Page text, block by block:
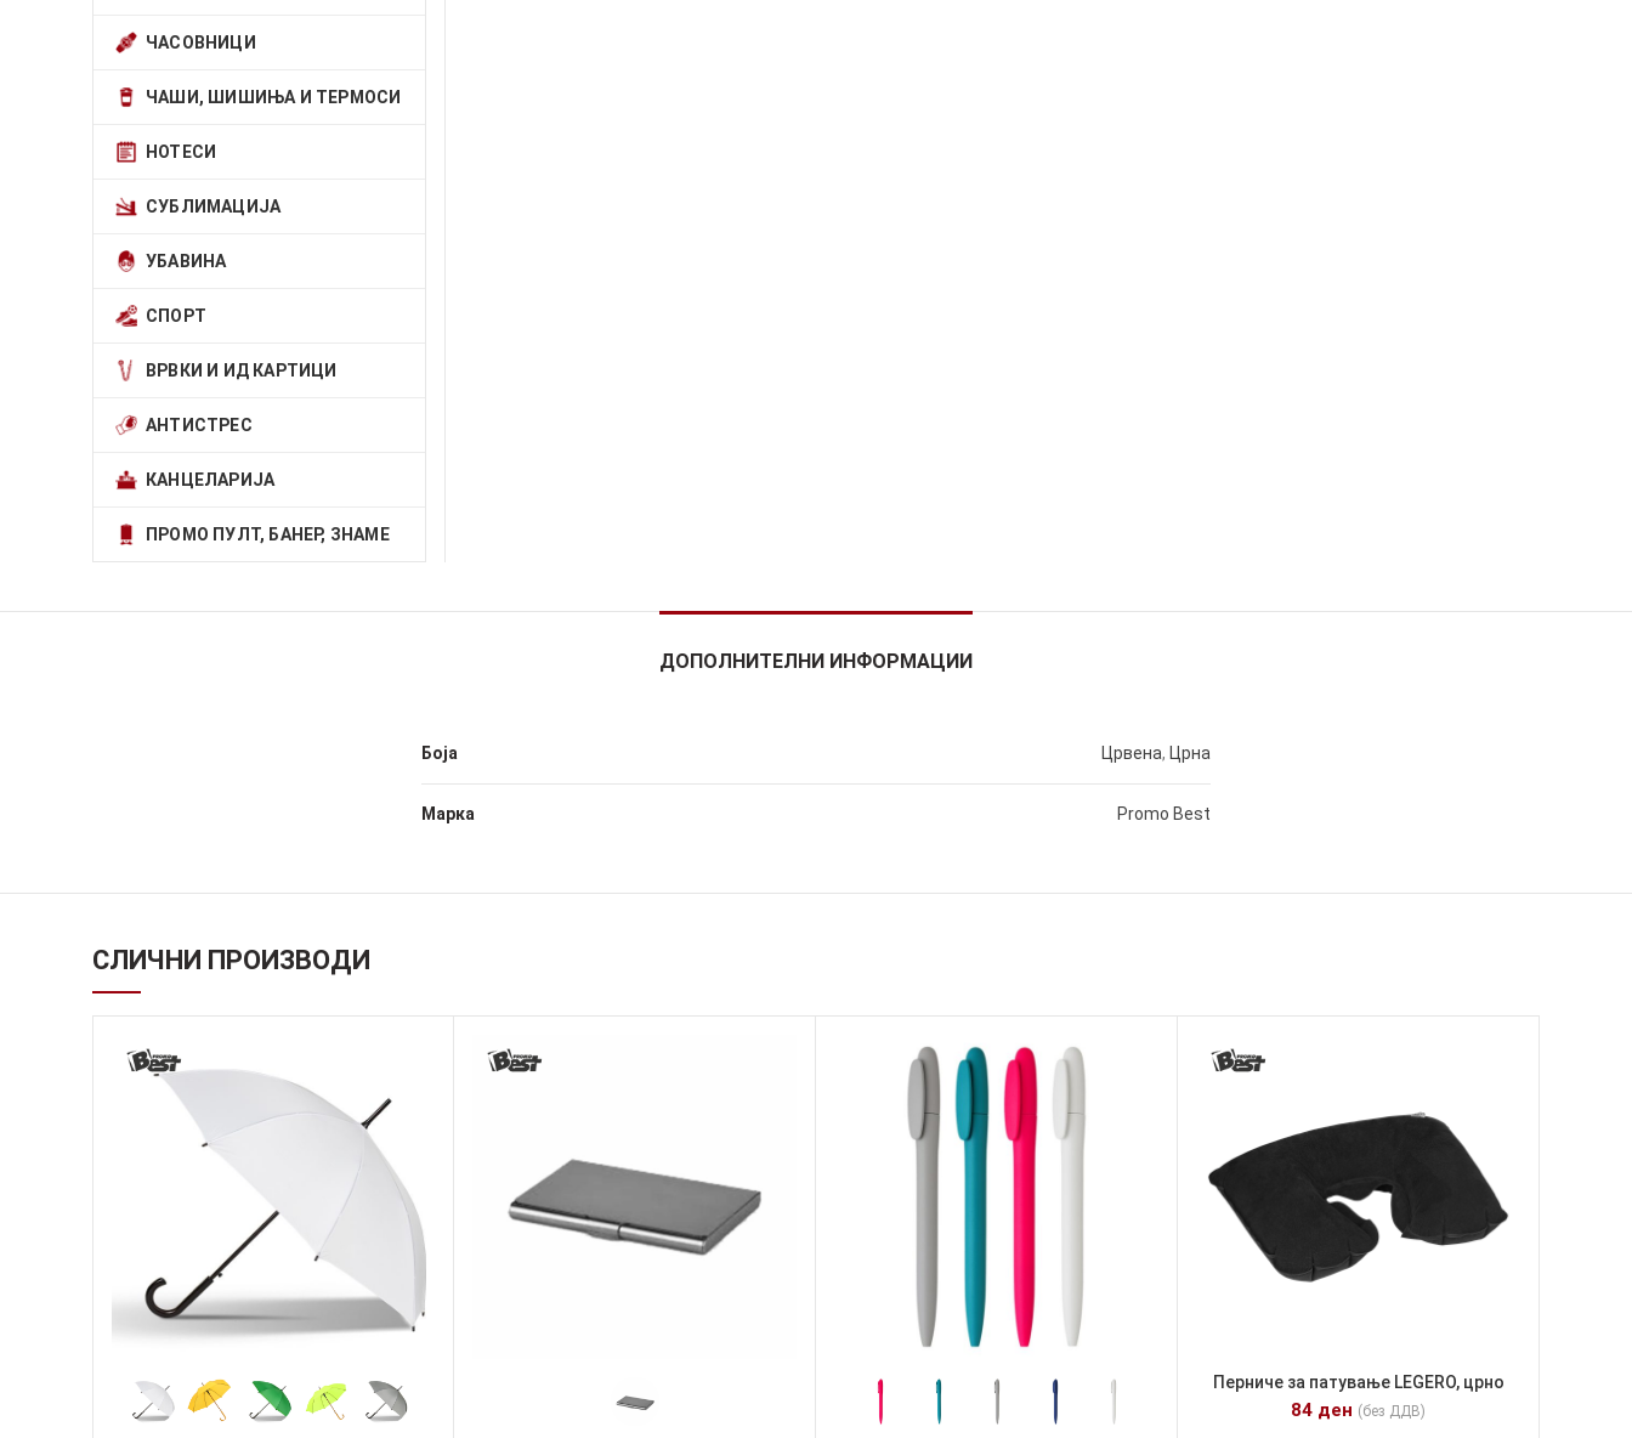
ЧАСОВНИЦИ
ЧАШИ, ШИШИЊА И ТЕРМОСИ
НОТЕСИ
СУБЛИМАЦИЈА
УБАВИНА
СПОРТ
ВРВКИ И ИД КАРТИЦИ
АНТИСТРЕС
КАНЦЕЛАРИЈА
ПРОМО ПУЛТ, БАНЕР, ЗНАМЕ
ДОПОЛНИТЕЛНИ ИНФОРМАЦИИ
Боја Црвена, Црна
Марка Promo Best
СЛИЧНИ ПРОИЗВОДИ
Перниче за патување LEGERO, црно
84 ден (без ДДВ)